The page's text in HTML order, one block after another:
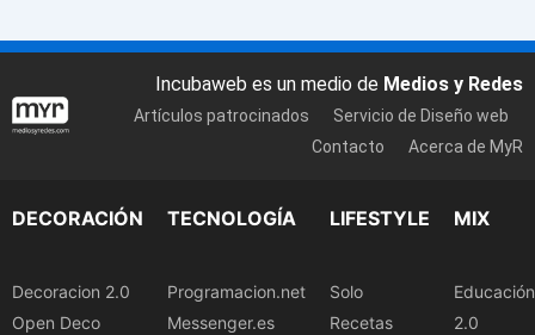
Incubaweb es un medio de Medios y Redes
Artículos patrocinados
Servicio de Diseño web
Contacto
Acerca de MyR
DECORACIÓN
Decoracion 2.0
Open Deco
TECNOLOGÍA
Programacion.net
Messenger.es
LIFESTYLE
Solo
Recetas
MIX
Educación
2.0